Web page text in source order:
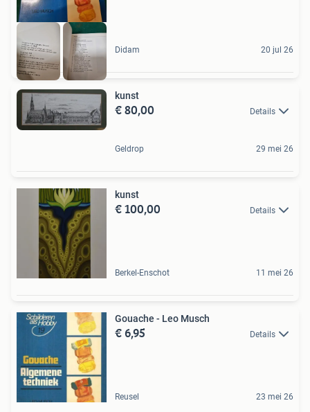
Didam 20 jul 26
kunst
€ 80,00 Details
Geldrop 29 mei 26
kunst
€ 100,00 Details
Berkel-Enschot 11 mei 26
Gouache - Leo Musch
€ 6,95 Details
Reusel 23 mei 26